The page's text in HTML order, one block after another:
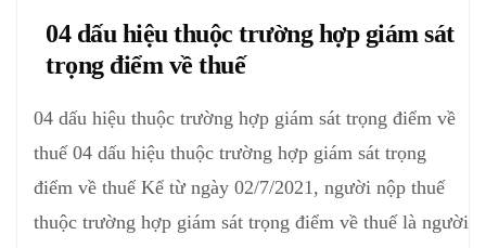
04 dấu hiệu thuộc trường hợp giám sát
trọng điểm về thuế
04 dấu hiệu thuộc trường hợp giám sát trọng điểm về
thuế 04 dấu hiệu thuộc trường hợp giám sát trọng
điểm về thuế Kể từ ngày 02/7/2021, người nộp thuế
thuộc trường hợp giám sát trọng điểm về thuế là người